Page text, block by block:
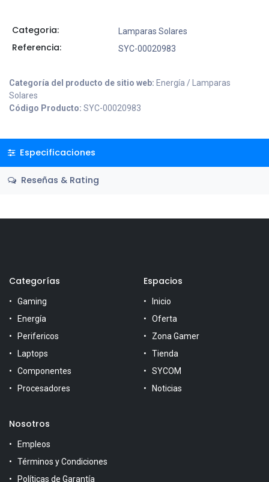
Categoria: Lamparas Solares
Referencia: SYC-00020983
Categoría del producto de sitio web: Energía / Lamparas
Solares
Código Producto: SYC-00020983
Especificaciones
Reseñas & Rating
Categorías
Gaming
Energía
Perifericos
Laptops
Componentes
Procesadores
Espacios
Inicio
Oferta
Zona Gamer
Tienda
SYCOM
Noticias
Nosotros
Empleos
Términos y Condiciones
Políticas de Garantía